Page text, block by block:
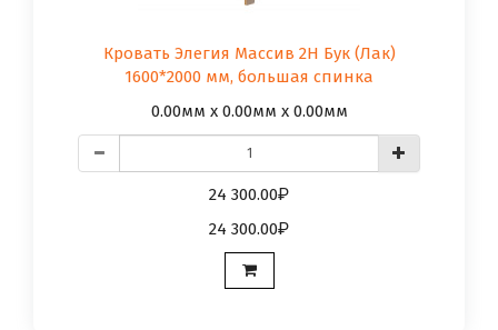
Кровать Элегия Массив 2Н Бук (Лак)
1600*2000 мм, большая спинка
0.00мм x 0.00мм x 0.00мм
24 300.00
24 300.00